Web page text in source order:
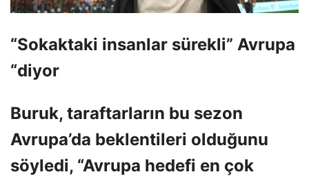
“Sokaktaki insanlar sürekli” Avrupa
“diyor
Buruk, taraftarların bu sezon
Avrupa’da beklentileri olduğunu
söyledi, “Avrupa hedefi en çok